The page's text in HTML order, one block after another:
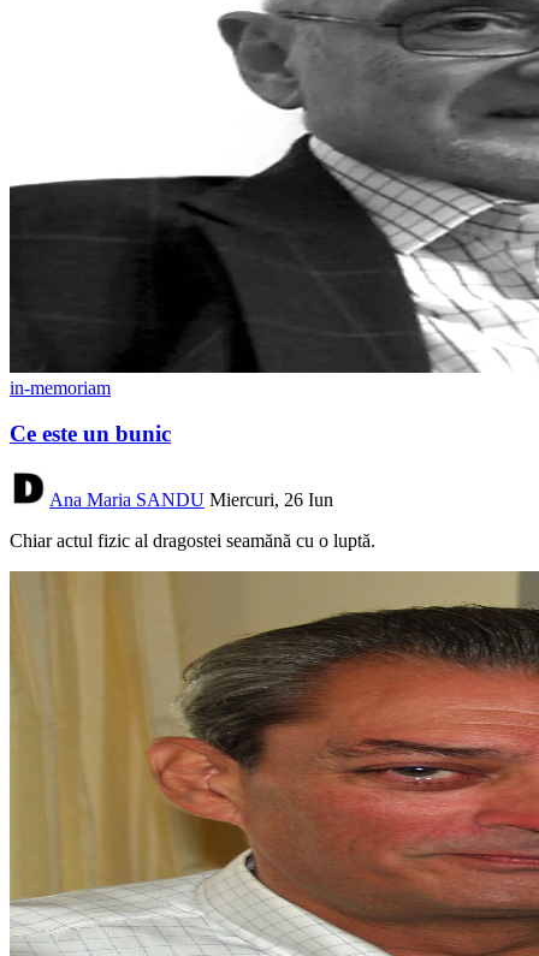
in-memoriam
Ce este un bunic
Ana Maria SANDU Miercuri, 26 Iun
Chiar actul fizic al dragostei seamănă cu o luptă.